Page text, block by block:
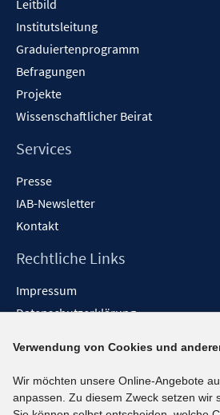
Leitbild
Institutsleitung
Graduiertenprogramm
Befragungen
Projekte
Wissenschaftlicher Beirat
Services
Presse
IAB-Newsletter
Kontakt
Rechtliche Links
Impressum
Datenschutzerklärung
Barrieren melden
Social-Media-Kanäle
Verwendung von Cookies und
Wir möchten unsere Online-Angebote
anpassen. Zu diesem Zweck setzen wir